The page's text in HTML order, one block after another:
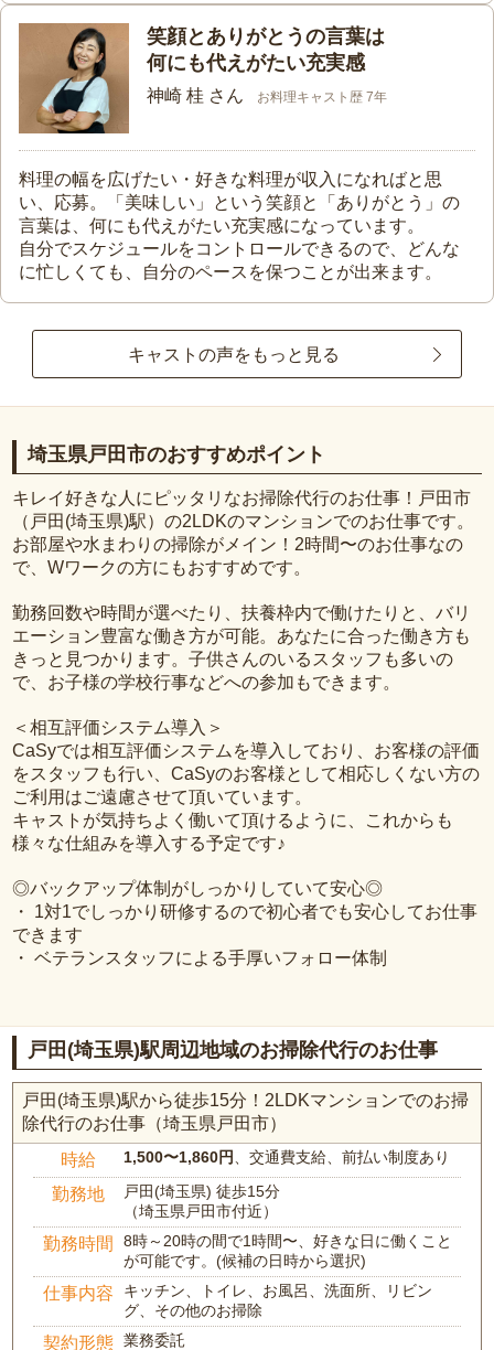
笑顔とありがとうの言葉は
何にも代えがたい充実感
神崎 桂 さん お料理キャスト歴 7年
料理の幅を広げたい・好きな料理が収入になればと思
い、応募。「美味しい」という笑顔と「ありがとう」の
言葉は、何にも代えがたい充実感になっています。
自分でスケジュールをコントロールできるので、どんな
に忙しくても、自分のペースを保つことが出来ます。
キャストの声をもっと見る
埼玉県戸田市のおすすめポイント
キレイ好きな人にピッタリなお掃除代行のお仕事！戸田市
（戸田(埼玉県)駅）の2LDKのマンションでのお仕事です。
お部屋や水まわりの掃除がメイン！2時間〜のお仕事なの
で、Wワークの方にもおすすめです。
勤務回数や時間が選べたり、扶養枠内で働けたりと、バリ
エーション豊富な働き方が可能。あなたに合った働き方も
きっと見つかります。子供さんのいるスタッフも多いの
で、お子様の学校行事などへの参加もできます。
＜相互評価システム導入＞
CaSyでは相互評価システムを導入しており、お客様の評価
をスタッフも行い、CaSyのお客様として相応しくない方の
ご利用はご遠慮させて頂いています。
キャストが気持ちよく働いて頂けるように、これからも
様々な仕組みを導入する予定です♪
◎バックアップ体制がしっかりしていて安心◎
・ 1対1でしっかり研修するので初心者でも安心してお仕事
できます
・ ベテランスタッフによる手厚いフォロー体制
戸田(埼玉県)駅周辺地域のお掃除代行のお仕事
戸田(埼玉県)駅から徒歩15分！2LDKマンションでのお掃
除代行のお仕事（埼玉県戸田市）
時給 1,500〜1,860円、交通費支給、前払い制度あり
勤務地
戸田(埼玉県) 徒歩15分
（埼玉県戸田市付近）
勤務時間
8時～20時の間で1時間〜、好きな日に働くこと
が可能です。(候補の日時から選択)
仕事内容
キッチン、トイレ、お風呂、洗面所、リビン
グ、その他のお掃除
契約形態 業務委託